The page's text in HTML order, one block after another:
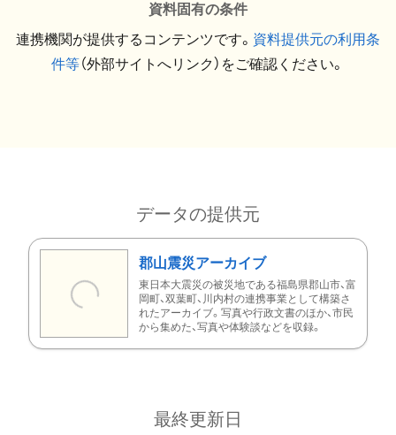
資料固有の条件
連携機関が提供するコンテンツです。 資料提供元の利用条
件等（外部サイトへリンク）をご確認ください。
データの提供元
郡山震災アーカイブ
東日本大震災の被災地である福島県郡山市、富
岡町、双葉町、川内村の連携事業として構築さ
れたアーカイブ。写真や行政文書のほか、市民
から集めた、写真や体験談などを収録。
最終更新日